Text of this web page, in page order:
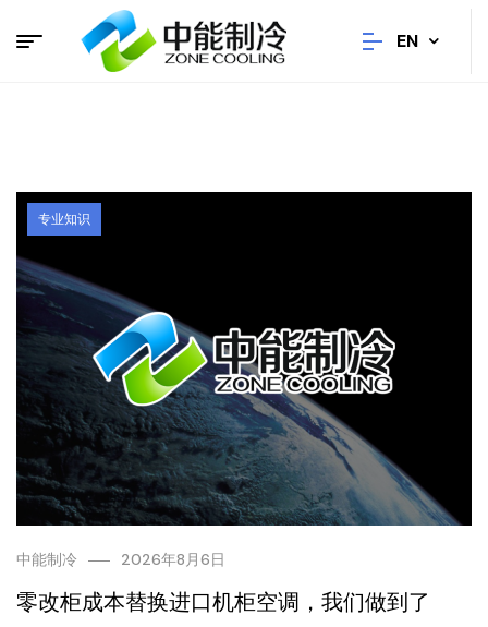
EN
专业知识
中能制冷 2026年8月6日
零改柜成本替换进口机柜空调，我们做到了